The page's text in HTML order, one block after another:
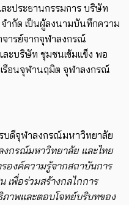
ละประธานกรรมการ บริษัท
จำกัด เป็นผู้ลงนามบันทึกความ
จารย์จากจุฬาลงกรณ์
ะบริษัท ชุมชนเข้มแข็ง พอ
เรือนจุฬานฤมิต จุฬาลงกรณ์
บดีจุฬาลงกรณ์มหาวิทยาลัย
งกรณ์มหาวิทยาลัย และไทย
องค์ความรู้จากสถาบันการ
เพื่อร่วมสร้างกลไกการ
าพและตอบโจทย์บริบทของ